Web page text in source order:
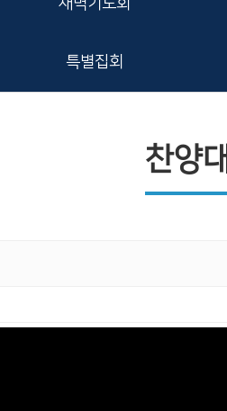
새벽기도회
특별집회
찬양대